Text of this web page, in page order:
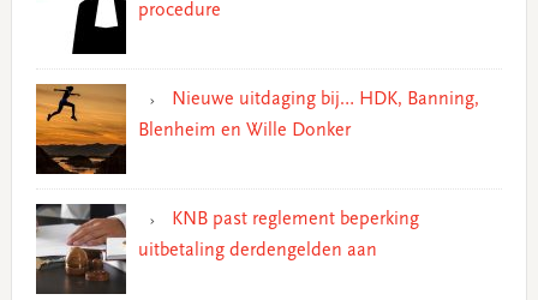
procedure
Nieuwe uitdaging bij… HDK, Banning,
Blenheim en Wille Donker
KNB past reglement beperking
uitbetaling derdengelden aan